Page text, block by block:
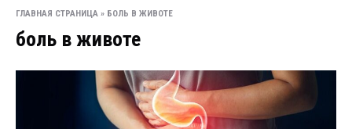
ГЛАВНАЯ СТРАНИЦА » БОЛЬ В ЖИВОТЕ
боль в животе